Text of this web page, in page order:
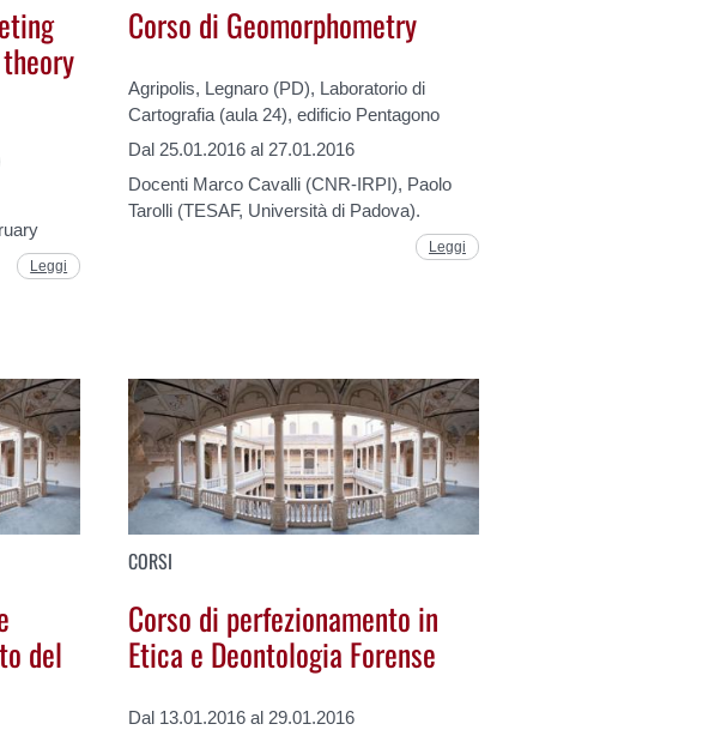
Leggi
Corso di Geomorphometry
Agripolis, Legnaro (PD), Laboratorio di
Cartografia (aula 24), edificio Pentagono
Dal 25.01.2016 al 27.01.2016
Docenti Marco Cavalli (CNR-IRPI), Paolo
Tarolli (TESAF, Università di Padova).
Leggi
del
CORSI
Corso di perfezionamento in
Etica e Deontologia Forense
Dal 13.01.2016 al 29.01.2016